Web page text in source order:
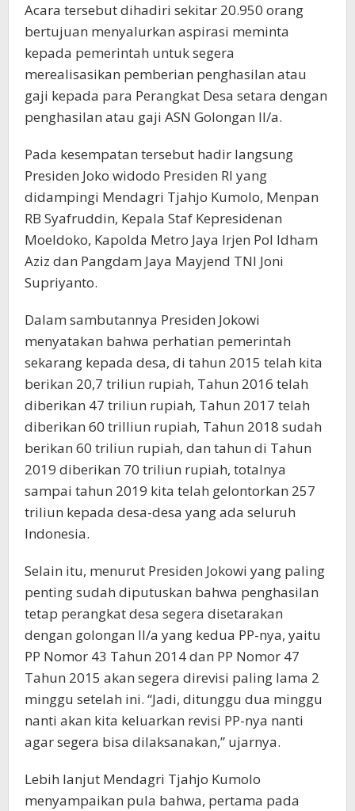
Acara tersebut dihadiri sekitar 20.950 orang
bertujuan menyalurkan aspirasi meminta
kepada pemerintah untuk segera
merealisasikan pemberian penghasilan atau
gaji kepada para Perangkat Desa setara dengan
penghasilan atau gaji ASN Golongan II/a.
Pada kesempatan tersebut hadir langsung
Presiden Joko widodo Presiden RI yang
didampingi Mendagri Tjahjo Kumolo, Menpan
RB Syafruddin, Kepala Staf Kepresidenan
Moeldoko, Kapolda Metro Jaya Irjen Pol Idham
Aziz dan Pangdam Jaya Mayjend TNI Joni
Supriyanto.
Dalam sambutannya Presiden Jokowi
menyatakan bahwa perhatian pemerintah
sekarang kepada desa, di tahun 2015 telah kita
berikan 20,7 triliun rupiah, Tahun 2016 telah
diberikan 47 triliun rupiah, Tahun 2017 telah
diberikan 60 trilliun rupiah, Tahun 2018 sudah
berikan 60 triliun rupiah, dan tahun di Tahun
2019 diberikan 70 triliun rupiah, totalnya
sampai tahun 2019 kita telah gelontorkan 257
triliun kepada desa-desa yang ada seluruh
Indonesia.
Selain itu, menurut Presiden Jokowi yang paling
penting sudah diputuskan bahwa penghasilan
tetap perangkat desa segera disetarakan
dengan golongan II/a yang kedua PP-nya, yaitu
PP Nomor 43 Tahun 2014 dan PP Nomor 47
Tahun 2015 akan segera direvisi paling lama 2
minggu setelah ini. “Jadi, ditunggu dua minggu
nanti akan kita keluarkan revisi PP-nya nanti
agar segera bisa dilaksanakan,” ujarnya.
Lebih lanjut Mendagri Tjahjo Kumolo
menyampaikan pula bahwa, pertama pada